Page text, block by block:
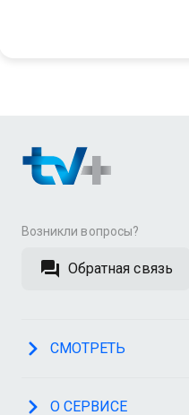
Возникли вопросы?
Обратная связь
СМОТРЕТЬ
О СЕРВИСЕ